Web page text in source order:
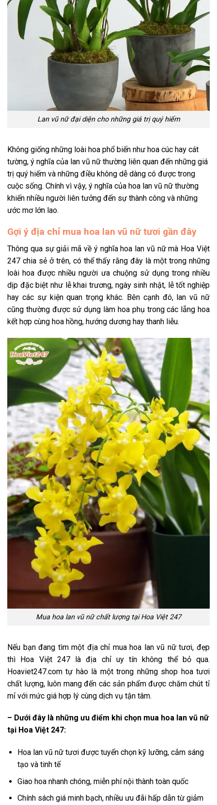
Lan vũ nữ đại diện cho những giá trị quý hiếm
Không giống những loài hoa phổ biến như hoa cúc hay cát
tường, ý nghĩa của lan vũ nữ thường liên quan đến những giá
trị quý hiếm và những điều không dễ dàng có được trong
cuộc sống. Chính vì vậy, ý nghĩa của hoa lan vũ nữ thường
khiến nhiều người liên tưởng đến sự thành công và những
ước mơ lớn lao.
Gợi ý địa chỉ mua hoa lan vũ nữ tươi gần đây
Thông qua sự giải mã về ý nghĩa hoa lan vũ nữ mà Hoa Việt
247 chia sẻ ở trên, có thể thấy rằng đây là một trong những
loài hoa được nhiều người ưa chuộng sử dụng trong nhiều
dịp đặc biệt như lễ khai trương, ngày sinh nhật, lễ tốt nghiệp
hay các sự kiện quan trọng khác. Bên cạnh đó, lan vũ nữ
cũng thường được sử dụng làm hoa phụ trong các lẵng hoa
kết hợp cùng hoa hồng, hướng dương hay thanh liễu.
Mua hoa lan vũ nữ chất lượng tại Hoa Việt 247
Nếu bạn đang tìm một địa chỉ mua hoa lan vũ nữ tươi, đẹp
thì Hoa Việt 247 là địa chỉ uy tín không thể bỏ qua.
Hoaviet247.com tự hào là một trong những shop hoa tươi
chất lượng, luôn mang đến các sản phẩm được chăm chút tỉ
mỉ với mức giá hợp lý cùng dịch vụ tận tâm.
– Dưới đây là những ưu điểm khi chọn mua hoa lan vũ nữ
tại Hoa Việt 247:
Hoa lan vũ nữ tươi được tuyển chọn kỹ lưỡng, cắm sáng
tạo và tinh tế
Giao hoa nhanh chóng, miễn phí nội thành toàn quốc
Chính sách giá minh bạch, nhiều ưu đãi hấp dẫn từ giảm